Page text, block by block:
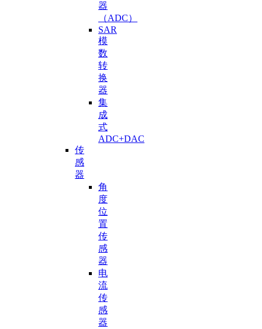
器
（ADC）
SAR
模
数
转
换
器
集
成
式
ADC+DAC
传
感
器
角
度
位
置
传
感
器
电
流
传
感
器